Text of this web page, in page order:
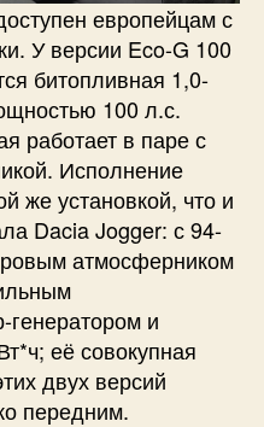
европейцам с
У версии Eco-G 100
битопливная 1,0-
100 л.с.
работает в паре с
Исполнение
же установкой, что и
Dacia Jogger: с 94-
атмосферником
генератором и
её совокупная
двух версий
передним.